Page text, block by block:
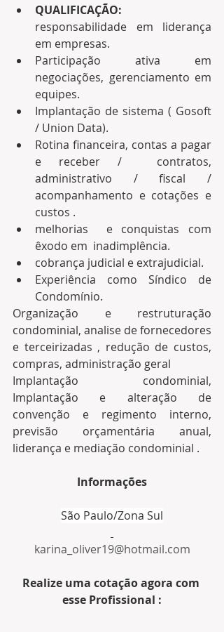
responsabilidade em liderança
em empresas.
Participação ativa em
negociações, gerenciamento em
equipes.
Implantação de sistema ( Gosoft
/ Union Data).
Rotina financeira, contas a pagar
e receber /  contratos,
administrativo / fiscal /
acompanhamento e cotações e
custos .
melhorias  e conquistas com
êxodo em  inadimplência.
cobrança judicial e extrajudicial.
Experiência como Síndico de
Condomínio.
Organização e restruturação
condominial, analise de fornecedores
e terceirizadas , redução de custos,
compras, administração geral
Implantação condominial,
Implantação e alteração de
convenção e regimento interno,
previsão orçamentária anual,
liderança e mediação condominial .
Informações
São Paulo/Zona Sul
karina_oliver19@hotmail.com
Realize uma cotação agora com
esse Profissional :